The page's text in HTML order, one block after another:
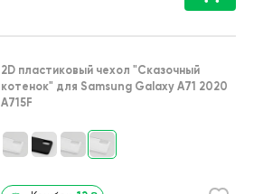
2D пластиковый чехол "Сказочный
котенок" для Samsung Galaxy A71 2020
A715F